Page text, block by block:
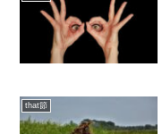
that節